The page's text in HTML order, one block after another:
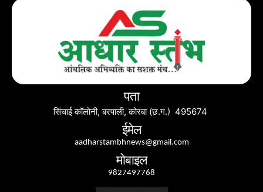
पता
सिंचाई कॉलोनी, बरपाली, कोरबा (छ.ग.) 495674
ईमेल
aadharstambhnews@gmail.com
मोबाइल
9827497768